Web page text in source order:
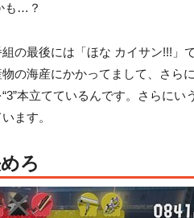
も…？
の最後には「ほな カイサン!!!」
の海産にかかってまして、さらに
本立てているんです。さらにい
ます。
ろ